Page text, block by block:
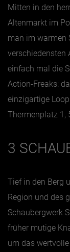
Mitten in den
Altenmarkt im
man im warmen
verschiedensten
einfach mal die
Action-Freaks:
einzigartige
Thermenplatz 1,
3
Tief in den Berg
Region und des
Schaubergwerk
früher mutige
um das